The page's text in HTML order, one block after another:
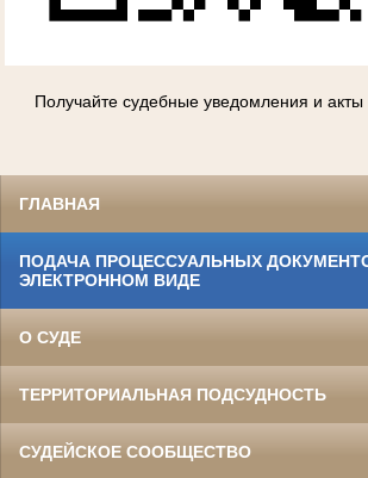
Получайте судебные уведомления и акты
ГЛАВНАЯ
ПОДАЧА ПРОЦЕССУАЛЬНЫХ
ЭЛЕКТРОННОМ ВИДЕ
О СУДЕ
ТЕРРИТОРИАЛЬНАЯ ПОДСУДНОСТЬ
СУДЕЙСКОЕ СООБЩЕСТВО